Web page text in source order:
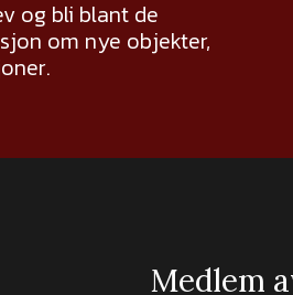
og bli blant de
om nye objekter,
Medlem